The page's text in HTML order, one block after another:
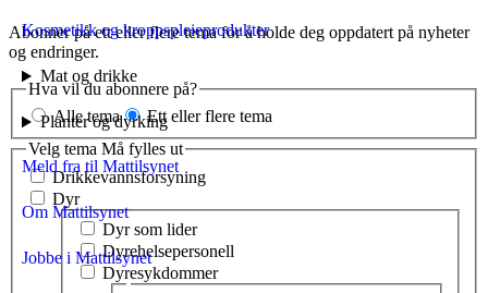
Kosmetikk og kroppspleieprodukter
Mat og drikke
Planter og dyrking
Meld fra til Mattilsynet
Om Mattilsynet
Jobbe i Mattilsynet
Abonner på ett eller flere tema for å holde deg oppdatert på nyheter
og endringer.
Hva vil du abonnere på?
Alle tema
Ett eller flere tema
Velg tema Må fylles ut
Drikkevannsforsyning
Dyr
Velg tema innen dyr
Dyr som lider
Dyrehelsepersonell
Dyresykdommer